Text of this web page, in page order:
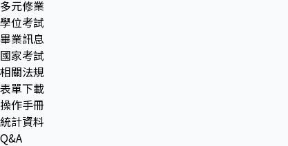
多元修業
學位考試
畢業訊息
國家考試
相關法規
表單下載
操作手冊
統計資料
Q&A